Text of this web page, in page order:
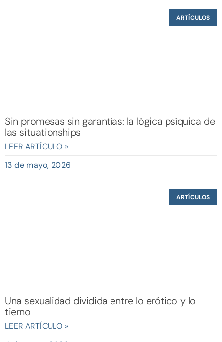
ARTÍCULOS
Sin promesas sin garantías: la lógica psíquica de
las situationships
LEER ARTÍCULO »
13 de mayo, 2026
ARTÍCULOS
Una sexualidad dividida entre lo erótico y lo
tierno
LEER ARTÍCULO »